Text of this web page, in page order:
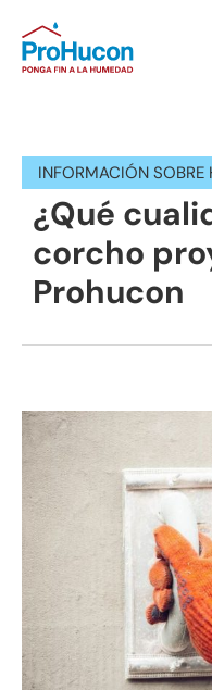
INFORMACIÓN SOBRE
¿Qué
corcho
Prohucon